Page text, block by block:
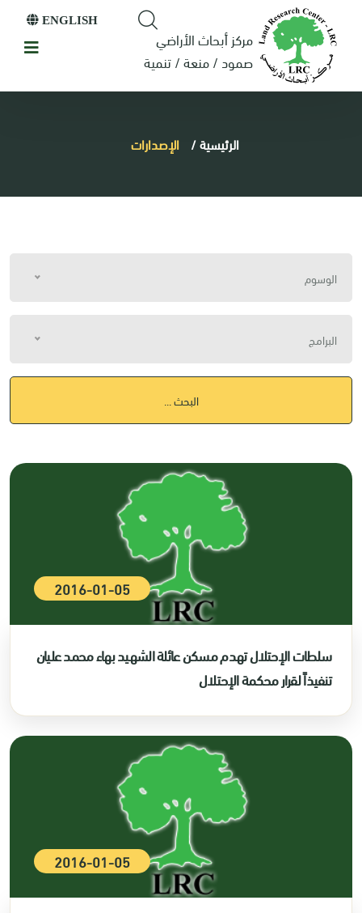
مركز أبحاث الأراضي
صمود / منعة / تنمية
ENGLISH
الرئيسية/ الإصدارات
الوسوم
البرامج
البحث ...
2016-01-05
سلطات الإحتلال تهدم مسكن عائلة الشهيد بهاء محمد عليان
تنفيذاً لقرار محكمة الإحتلال
2016-01-05